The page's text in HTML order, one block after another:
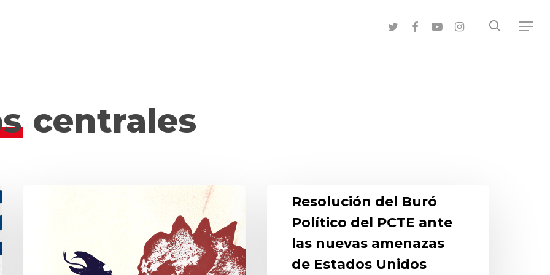
Menu
twitter facebookyoutubeinstagram search
centrales
Resolución del Buró
Político del PCTE ante
las nuevas amenazas
de Estados Unidos